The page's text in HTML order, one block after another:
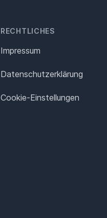
RECHTLICHES
Impressum
Datenschutz­erklärung
Cookie-Einstellungen